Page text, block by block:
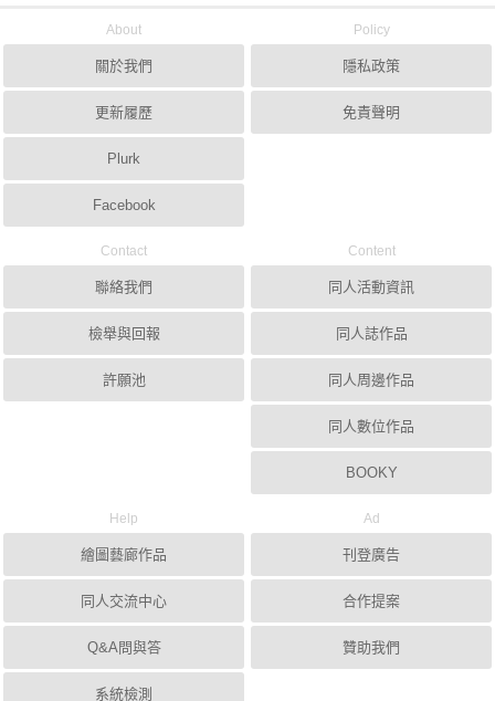
About
關於我們
更新履歷
Plurk
Facebook
Policy
隱私政策
免責聲明
Contact
聯絡我們
檢舉與回報
許願池
Content
同人活動資訊
同人誌作品
同人周邊作品
同人數位作品
BOOKY
Help
繪圖藝廊作品
同人交流中心
Q&A問與答
系統檢測
Ad
刊登廣告
合作提案
贊助我們